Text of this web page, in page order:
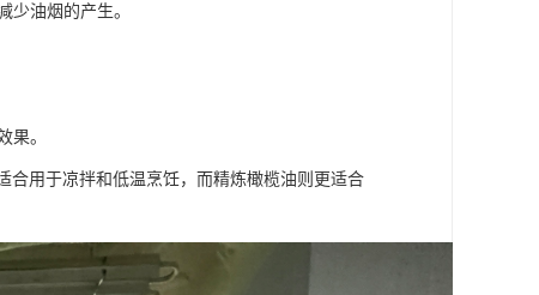
少油烟的产生。
果。
合用于凉拌和低温烹饪，而精炼橄榄油则更适合